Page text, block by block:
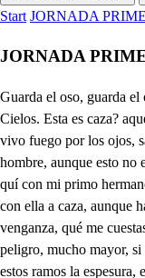
Start JORNADA
JORNADA
Guarda el oso, guarda el oso. Aparta el caballo, Arnesto, si quieres librar tu vida. Cobardes sois, Caballeros, pues dejáis así a la Reina. Antes moriré primero. Guarda el oso, guarda el oso, Dadme vuestra ayuda, Cielos. Esta es caza? aquesta es huelga? este es entretenimiento? llámole lucha, y batalla, dígole marcial estruendo. La Reina pienso que ha dado en manos del oso fiero, que lanzando negra espuma por la boca, y vivo fuego por los ojos, sacar quiere de nuestros tímidos pechos, la que va perdiendo vida, la que va sangre vertiendo. Diez años ha, que buscando la causa de mis funestos pesares ando perdida, la cual es un hombre, aunque esto no era menester decirlo, pues que de cierto sabemos, que no hay en mujer desdichas, deshonras, penas, ni celos, que no vengan por su causa, que no sucedan por ellos. Un mes ha que llegué a quí con mi primo hermano Arnesto; trayendo falsos papeles, donde claramente pruebo, que soy de la Reina prima, y ha sido el acogimiento, que ella me ha hecho, tan grande, que quiso hoy, a fuer de ruegos, saliese con ella a caza, aunque ha permitido el Cielo, que se nos haya trocado en caza de descontentos. Detén